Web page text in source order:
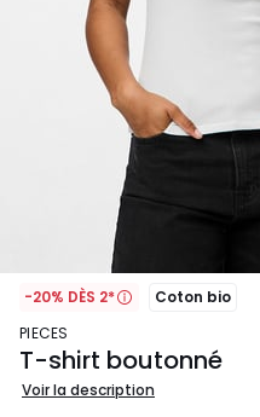
-20% DÈS 2*
Coton bio
PIECES
T-shirt boutonné
Voir la description